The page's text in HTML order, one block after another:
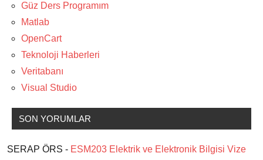
Güz Ders Programım
Matlab
OpenCart
Teknoloji Haberleri
Veritabanı
Visual Studio
SON YORUMLAR
SERAP ÖRS - ESM203 Elektrik ve Elektronik Bilgisi Vize